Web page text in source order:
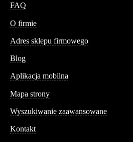
FAQ
O firmie
Adres sklepu firmowego
Blog
Aplikacja mobilna
Mapa strony
Wyszukiwanie zaawansowane
Kontakt